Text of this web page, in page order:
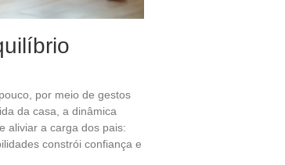
por meio de gestos
da casa, a dinâmica
aliviar a carga dos pais:
constrói confiança e